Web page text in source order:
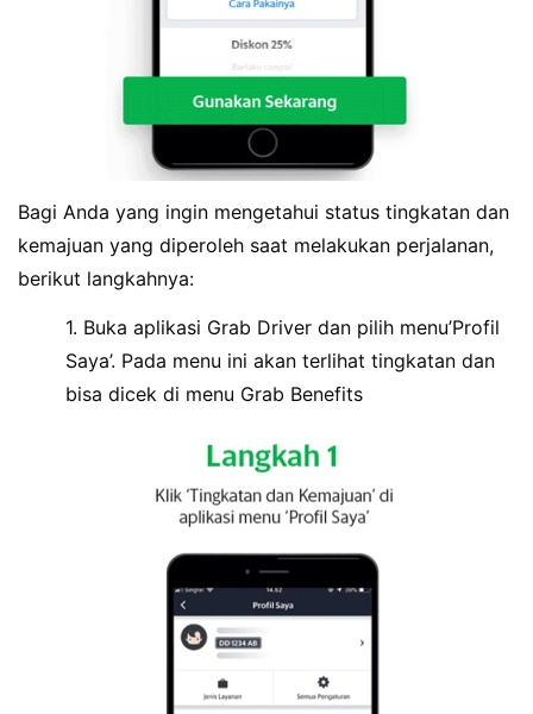
Bagi Anda yang ingin mengetahui status tingkatan dan
kemajuan yang diperoleh saat melakukan perjalanan,
berikut langkahnya:
1. Buka aplikasi Grab Driver dan pilih menu’Profil
Saya’. Pada menu ini akan terlihat tingkatan dan
bisa dicek di menu Grab Benefits